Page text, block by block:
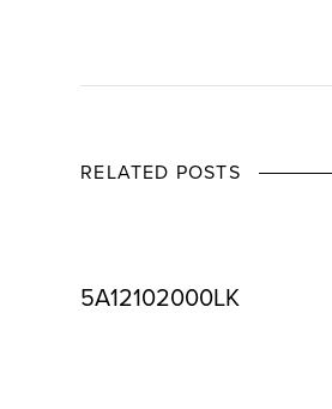
RELATED POSTS
5A12102000LK